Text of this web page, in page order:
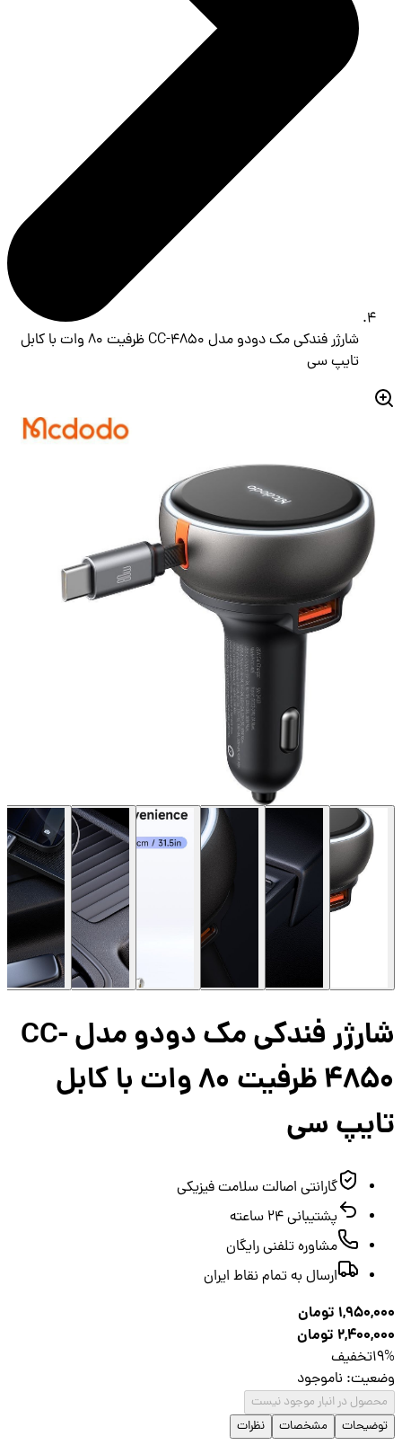
شارژر فندکی مک دودو مدل CC-4850 ظرفیت ۸۰ وات با کابل
تایپ سی
شارژر فندکی مک دودو مدل CC-
4850 ظرفیت ۸۰ وات با کابل
سی
گارانتی اصالت سلامت فیزیکی
پشتیبانی ۲۴ ساعته
مشاوره تلفنی رایگان
ارسال به تمام نقاط ایران
تومان
تومان
تخفیف
:ناموجود
در انبار موجود نیست
مشخصات نظرات